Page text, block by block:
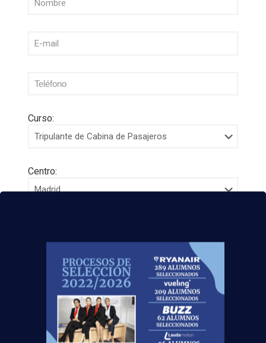
Curso:
Centro:
Acepto laPolítica de Privacidad
EUROCOLLEGE OXFORD ENGLISH INSTITUTE S.L.
le informa que tratará los datos personales que
facilite con la finalidad de gestionar su consulta y
darle respuesta. Puede ejercer sus derechos de